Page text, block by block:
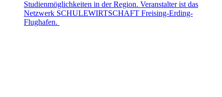
Studienmöglichkeiten in der Region. Veranstalter ist das
Netzwerk SCHULEWIRTSCHAFT Freising-Erding-
Flughafen.